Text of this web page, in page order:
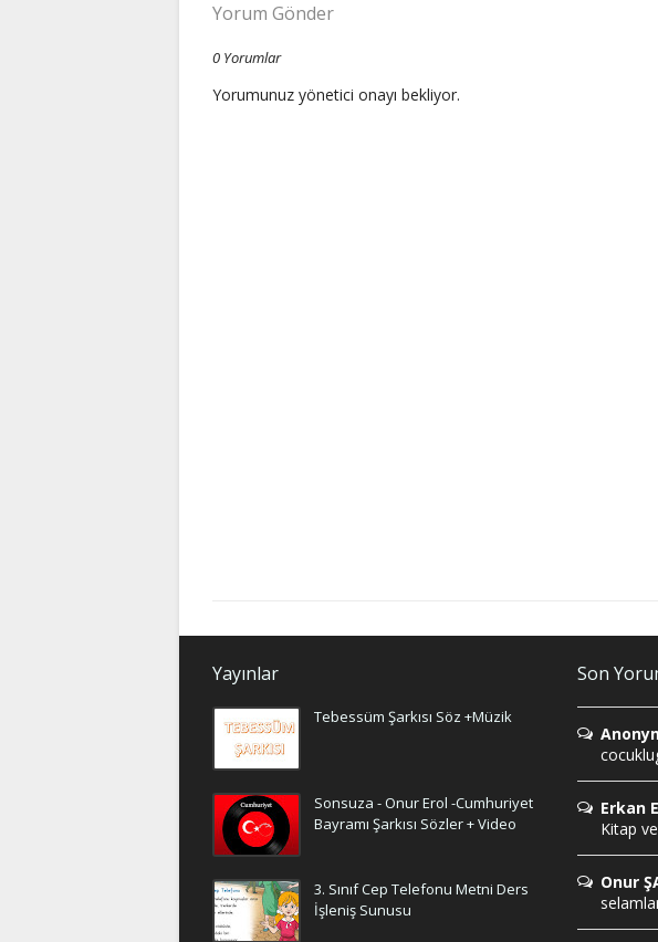
Yorum Gönder
0 Yorumlar
Yorumunuz yönetici onayı bekliyor.
Yayınlar
Tebessüm Şarkısı Söz +Müzik
Sonsuza - Onur Erol -Cumhuriyet
Bayramı Şarkısı Sözler + Video
3. Sınıf Cep Telefonu Metni Ders
İşleniş Sunusu
Son
Erkan
Kitap
Onur